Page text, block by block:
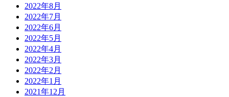
2022年8月
2022年7月
2022年6月
2022年5月
2022年4月
2022年3月
2022年2月
2022年1月
2021年12月